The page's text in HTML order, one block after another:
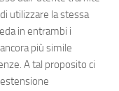
utilizzare la stessa
in entrambi i
più simile
A tal proposito ci